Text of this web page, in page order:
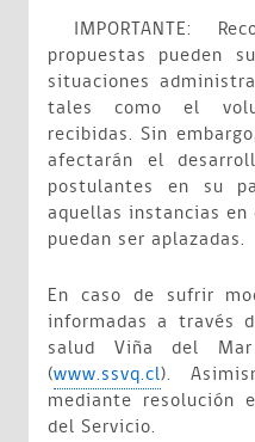
IMPORTANTE:
propuestas pueden
situaciones
tales como el
recibidas. Sin
afectarán el
postulantes en su
aquellas instancias en
puedan ser aplazadas.
En caso de sufrir
informadas a través
salud Viña del
(www.ssvq.cl).
mediante resolución
del Servicio.